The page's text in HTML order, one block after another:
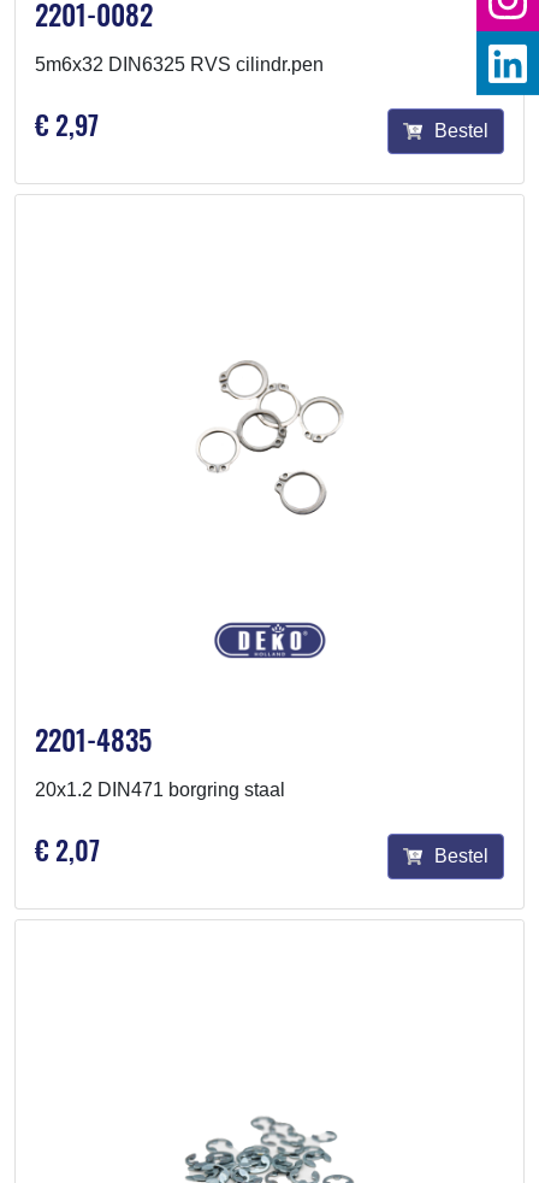
2201-0082
5m6x32 DIN6325 RVS cilindr.pen
€ 2,97 Bestel
2201-4835
20x1.2 DIN471 borgring staal
€ 2,07 Bestel